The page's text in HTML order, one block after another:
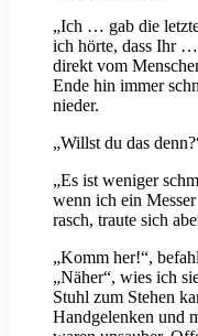
„Ich … gab die
ich hörte, dass Ihr
direkt vom
Ende hin immer
nieder.
„Willst du das
„Es ist weniger
wenn ich ein
rasch, traute sich
„Komm her!“,
„Näher“, wies ich
Stuhl zum Stehen
Handgelenken und